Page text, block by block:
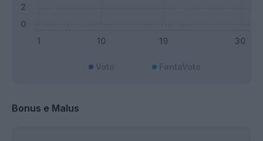
Bonus e Malus